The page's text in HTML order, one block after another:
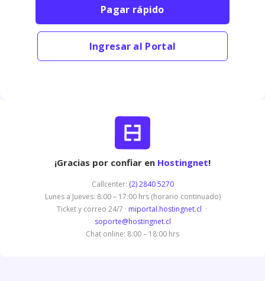
Pagar rápido
Ingresar al Portal
¡Gracias por confiar en Hostingnet!
Callcenter: (2) 2840 5270
Lunes a Jueves: 8:00 – 17:00 hrs (horario continuado)
Ticket y correo 24/7 · miportal.hostingnet.cl ·
soporte@hostingnet.cl
Chat online: 8:00 – 18:00 hrs